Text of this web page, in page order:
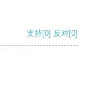
支持[0] 反对[0]